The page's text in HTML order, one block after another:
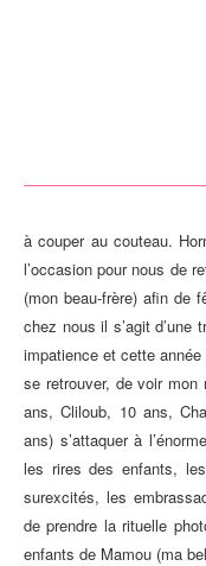
T
D
A
E
à couper au couteau.
l’occasion pour nous de
(mon beau-frère) afin de
chez nousil s’agit d’une
impatience et cette
se retrouver, de voir mon
ans,Cliloub, 10ans,
ans) s’attaquer à
les rires des enfants,
surexcités, les
de prendre la rituelle
enfants de Mamou (ma